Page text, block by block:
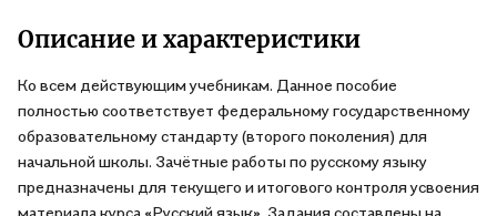
Описание и характеристики
Ко всем действующим учебникам. Данное пособие
полностью соответствует федеральному государственному
образовательному стандарту (второго поколения) для
начальной школы. Зачётные работы по русскому языку
предназначены для текущего и итогового контроля усвоения
материала курса «Русский язык». Задания составлены на